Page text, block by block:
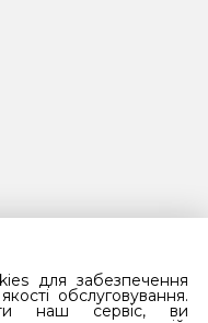
для забезпечення
обслуговування.
наш сервіс, ви